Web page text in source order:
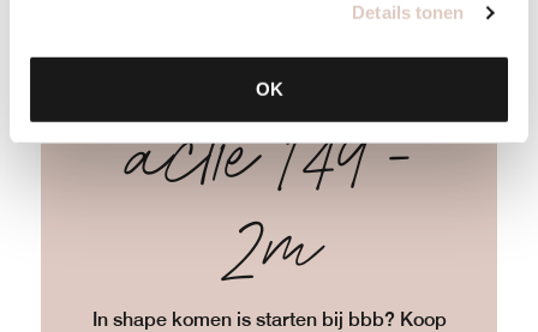
Details tonen
OK
10 sessions
actie 149 -
2m
In shape komen is starten bij bbb? Koop